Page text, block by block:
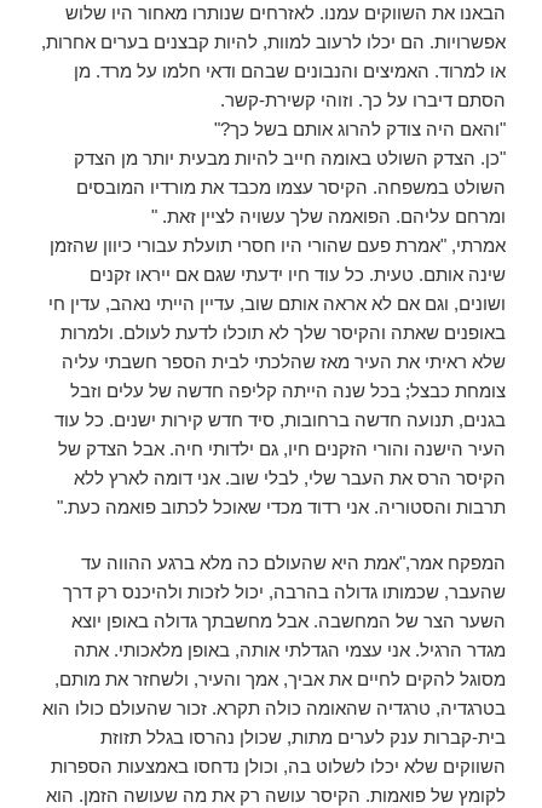
הבאנו את השווקים עמנו. לאזרחים שנותרו מאחור היו שלוש
אפשרויות. הם יכלו לרעוב למוות, להיות קבצנים בערים אחרות,
או למרוד. האמיצים והנבונים שבהם ודאי חלמו על מרד. מן
הסתם דיברו על כך. וזוהי קשירת-קשר.
"והאם היה צודק להרוג אותם בשל כך?"
"כן. הצדק השולט באומה חייב להיות מבעית יותר מן הצדק
השולט במשפחה. הקיסר עצמו מכבד את מורדיו המובסים
ומרחם עליהם. הפואמה שלך עשויה לציין זאת. "
אמרתי, "אמרת פעם שהורי היו חסרי תועלת עבורי כיוון שהזמן
שינה אותם. טעית. כל עוד חיו ידעתי שגם אם ייראו זקנים
ושונים, וגם אם לא אראה אותם שוב, עדיין הייתי נאהב, עדין חי
באופנים שאתה והקיסר שלך לא תוכלו לדעת לעולם. ולמרות
שלא ראיתי את העיר מאז שהלכתי לבית הספר חשבתי עליה
צומחת כבצל; בכל שנה הייתה קליפה חדשה של עלים וזבל
בגנים, תנועה חדשה ברחובות, סיד חדש קירות ישנים. כל עוד
העיר הישנה והורי הזקנים חיו, גם ילדותי חיה. אבל הצדק של
הקיסר הרס את העבר שלי, לבלי שוב. אני דומה לארץ ללא
תרבות והסטוריה. אני רדוד מכדי שאוכל לכתוב פואמה כעת."
המפקח אמר,"אמת היא שהעולם כה מלא ברגע ההווה עד
שהעבר, שכמותו גדולה בהרבה, יכול לזכות ולהיכנס רק דרך
השער הצר של המחשבה. אבל מחשבתך גדולה באופן יוצא
מגדר הרגיל. אני עצמי הגדלתי אותה, באופן מלאכותי. אתה
מסוגל להקים לחיים את אביך, אמך והעיר, ולשחזר את מותם,
בטרגדיה, טרגדיה שהאומה כולה תקרא. זכור שהעולם כולו הוא
בית-קברות ענק לערים מתות, שכולן נהרסו בגלל תזוזת
השווקים שלא יכלו לשלוט בה, וכולן נדחסו באמצעות הספרות
לקומץ של פואמות. הקיסר עושה רק את מה שעושה הזמן. הוא